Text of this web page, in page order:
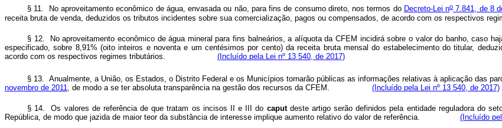
§ 11. No aproveitamento econômico de água, envasada ou não, para fins de consumo direto, nos termos do Decreto-Lei no7.841, de 8
receita bruta de venda, deduzidos os tributos incidentes sobre sua comercialização, pagos ou compensados, de acordo com os
§ 12. No aproveitamento econômico de água mineral para fins balneários, a alíquota da CFEM incidirá sobre o valor do banho, caso
especificado, sobre 8,91% (oito inteiros e noventa e um centésimos por cento) da receita bruta mensal do estabelecimento do titular,
acordo com os respectivos regimes tributários. (Incluído pela Lei nº 13 540, de 2017)
§ 13. Anualmente, a União, os Estados, o Distrito Federal e os Municípios tornarão públicas as informações relativas à aplicação das
novembro de 2011
, de modo a se ter absoluta transparência na gestão dos recursos da CFEM. (Incluído pela Lei nº 13 540, de 2017)
§ 14. Os valores de referência de que tratam os incisos II e III do caputdeste artigo serão definidos pela entidade reguladora do
República, de modo que jazida de maior teor da substância de interesse implique aumento relativo do valor de referência. (Incluído